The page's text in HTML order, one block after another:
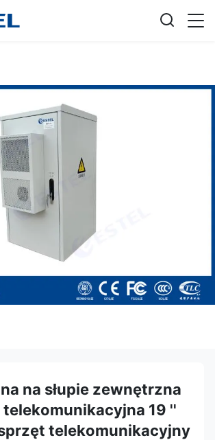
na słupie zewnętrzna
19 ''
telekomunikacyjny